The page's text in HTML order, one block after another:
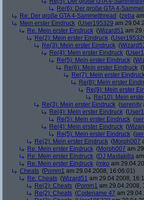
Re(6): Der große GTA 4-
Re: Der große GTA 4-Sammelthread (zeba
Mein erster Eindruck (User195329 am
Re: Mein erster Eindruck (Wizard51 am
Re(2): Mein erster Eindruck (
Re(3): Mein erster Eindruck (
Re(4): Mein erster Eindruck (
Re(5): Mein erster Eindruck (
Re(6): Mein erster Eindruck (
Re(7): Mein erster
Re(8): Mein erster
Re(9): Mein erster
Re(10): Mein
Re(3): Mein erster Eindruck (serenity
Re(4): Mein erster Eindruck (
Re(5): Mein erster Eindruck (
Re(4): Mein erster Eindruck (
Re(5): Mein erster Eindruck (
Re(2): Mein erster Eindruck (Morph007
Re: Mein erster Eindruck (Morph007 am
Re: Mein erster Eindruck (DJ Mastakilla
Re: Mein erster Eindruck (mko am
Cheats (Pomm1 am 29.04.2008, 16:06:01)
Re: Cheats (Wizard51 am 29.04.2008,
Re(2): Cheats (Pomm1 am 29.04.2008,
Re(2): Cheats (Codename 47 am